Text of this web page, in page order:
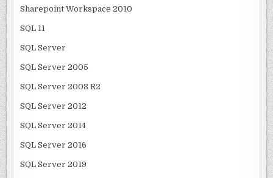
Sharepoint Workspace 2010
SQL 11
SQL Server
SQL Server 2005
SQL Server 2008 R2
SQL Server 2012
SQL Server 2014
SQL Server 2016
SQL Server 2019